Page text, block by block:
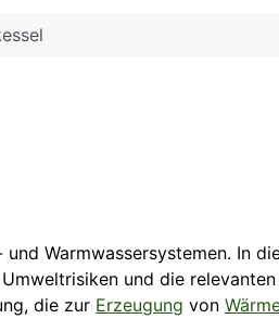
Warmwassersystemen. In
und die
die zur Erzeugung von